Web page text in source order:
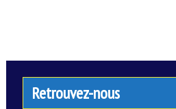
Retrouvez-nous